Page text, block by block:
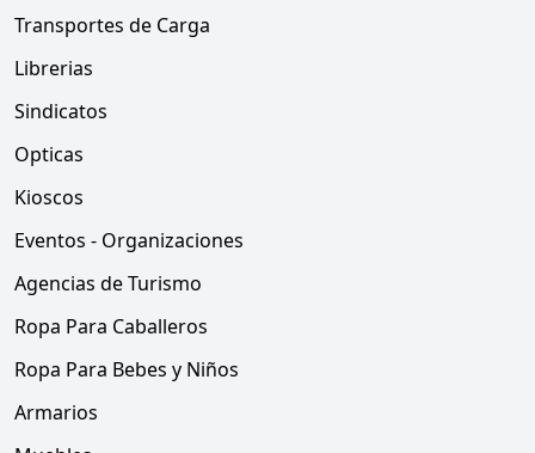
Transportes de Carga
Librerias
Sindicatos
Opticas
Kioscos
Eventos - Organizaciones
Agencias de Turismo
Ropa Para Caballeros
Ropa Para Bebes y Niños
Armarios